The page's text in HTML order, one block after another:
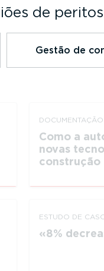
de
Gestão de
Como a
novas
construção
ESTUDO DE
8%